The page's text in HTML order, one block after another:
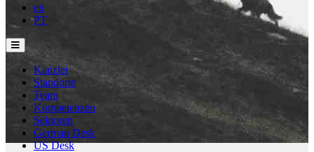
en
PT
Kanzlei
Standorte
Team
Kompetenzen
Sektoren
German Desk
US Desk